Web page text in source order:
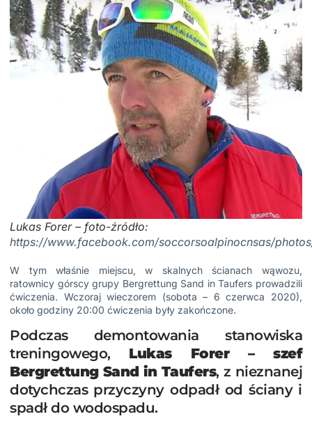
Lukas Forer – foto-źródło:
https://www.facebook.com/soccorsoalpinocnsas/
W tym właśnie miejscu, w skalnych ścianach wąwozu,
ratownicy górscy grupy Bergrettung Sand in Taufers prowadzili
ćwiczenia. Wczoraj wieczorem (sobota – 6 czerwca 2020),
około godziny 20:00 ćwiczenia były zakończone.
Podczas demontowania stanowiska
treningowego, Lukas Forer – szef
Bergrettung Sand in Taufers, z nieznanej
dotychczas przyczyny odpadł od ściany i
spadł do wodospadu.